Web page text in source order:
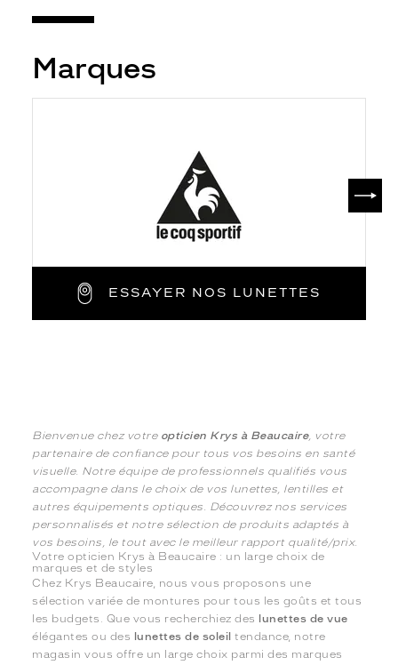
Marques
ESSAYER NOS LUNETTES
Bienvenue chez votre opticien Krys à Beaucaire, votre
partenaire de confiance pour tous vos besoins en santé
visuelle. Notre équipe de professionnels qualifiés vous
accompagne dans le choix de vos lunettes, lentilles et
autres équipements optiques. Découvrez nos services
personnalisés et notre sélection de produits adaptés à
vos besoins, le tout avec le meilleur rapport qualité/prix.
Votre opticien Krys à Beaucaire : un large choix de
marques et de styles
Chez Krys Beaucaire, nous vous proposons une
sélection variée de montures pour tous les goûts et tous
les budgets. Que vous recherchiez des
lunettes de vue
élégantes ou des lunettes de soleil tendance, notre
magasin vous offre un large choix parmi des marques